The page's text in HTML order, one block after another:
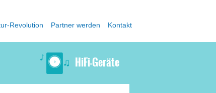
Revolution Partner werden Kontakt
HiFi-Geräte